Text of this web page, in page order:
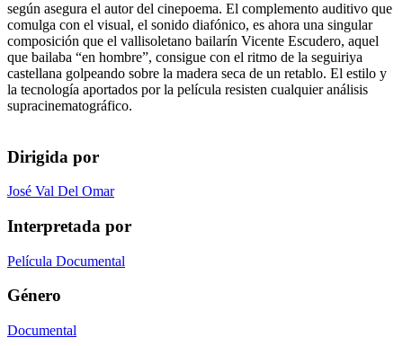
según asegura el autor del cinepoema. El complemento auditivo que
comulga con el visual, el sonido diafónico, es ahora una singular
composición que el vallisoletano bailarín Vicente Escudero, aquel
que bailaba “en hombre”, consigue con el ritmo de la seguiriya
castellana golpeando sobre la madera seca de un retablo. El estilo y
la tecnología aportados por la película resisten cualquier análisis
supracinematográfico.
Dirigida por
José Val Del Omar
Interpretada por
Película Documental
Género
Documental